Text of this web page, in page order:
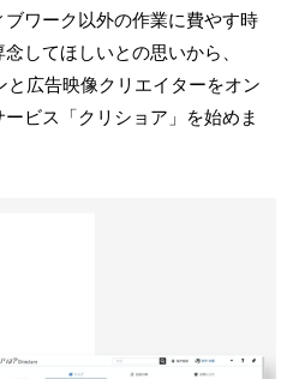
ワーク以外の作業に費やす時
してほしいとの思いから、
と広告映像クリエイターをオン
ビス「クリショア」を始めま